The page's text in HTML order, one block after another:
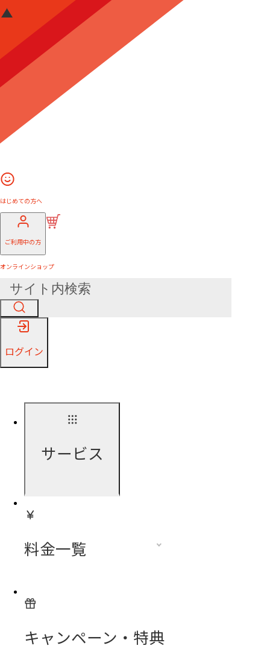
はじめての方へ
ご利用中の方
オンラインショップ
ログイン
サービス
料金一覧
キャンペーン・特典